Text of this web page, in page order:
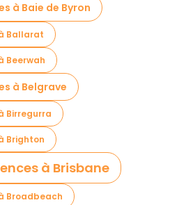
à Baie de Byron
Ballarat
Beerwah
à Belgrave
Birregurra
Brighton
à Brisbane
Broadbeach